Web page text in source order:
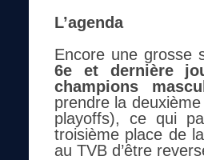
L’agenda
Encore une grosse
6e et dernière
champions
prendre la
playoffs), ce qui
troisième place de
au TVB d’être